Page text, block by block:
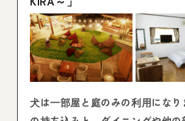
犬は一部屋と庭のみの利用にな